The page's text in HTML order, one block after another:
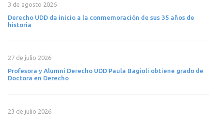
3 de agosto 2026
Derecho UDD da inicio a la conmemoración de sus 35 años de
historia
27 de julio 2026
Profesora y Alumni Derecho UDD Paula Bagioli obtiene grado de
Doctora en Derecho
23 de julio 2026